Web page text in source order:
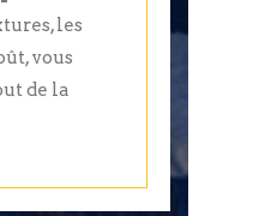
les
vous
de la